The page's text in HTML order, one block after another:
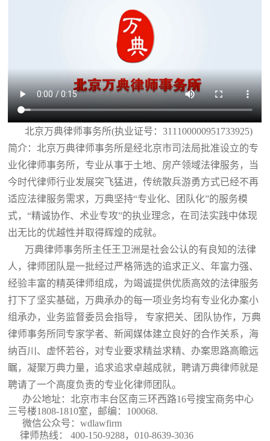
北京万典律师事务所(执业证号：311100000951733925)
简介：北京万典律师事务所是经北京市司法局批准设立的专
业化律师事务所，专业从事于土地、房产领域法律服务，当
今时代律师行业发展突飞猛进，传统散兵游勇方式已经不再
适应法律服务需求，万典坚持“专业化、团队化”的服务模
式，“精诚协作、术业专攻”的执业理念，在司法实践中体现
出无比的优越性并取得辉煌的成就。
万典律师事务所主任王卫洲是社会公认的有良知的法律
人，律师团队是一批经过严格筛选的追求正义、年富力强、
经验丰富的精英律师组成，为竭诚提供优质高效的法律服务
打下了坚实基础，万典承办的每一项业务均有专业化办案小
组承办，业务监督委员会指导， 专家把关、团队协作，万典
律师事务所同专家学者、新闻媒体建立良好的合作关系，海
纳百川、虚怀若谷，对专业要求精益求精、办案思路高瞻远
瞩，凝聚万典力量，追求追求卓越成就，聘请万典律师就是
聘请了一个高度负责的专业化律师团队。
办公地址：北京市丰台区南三环西路16号搜宝商务中心
三号楼1808-1810室 ，邮编：100068.
微信公众号：wdlawfirm
律师热线： 400-150-9288，010-8639-3036